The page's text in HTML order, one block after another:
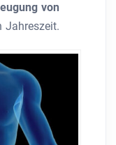
von
Jahreszeit.